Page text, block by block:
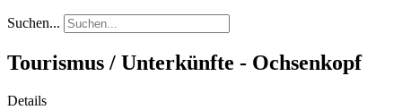
Suchen...
Tourismus / Unterkünfte - Ochsenkopf
Details